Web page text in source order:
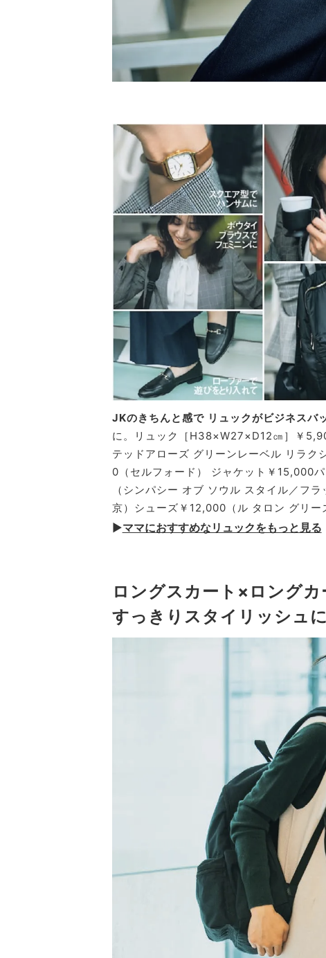
JKのきちんと感で リュックがビジネスバ
に。リュック［H38×W27×D12㎝］￥
テッドアローズ グリーンレーベル リラ
0（セルフォード） ジャケット￥15,000
（シンパシー オブ ソウル スタイル／フ
京）シューズ￥12,000（ル タロン グリー
▶︎ママにおすすめなリュックをもっと見る
ロングスカート×ロングカ
すっきりスタイリッシュに